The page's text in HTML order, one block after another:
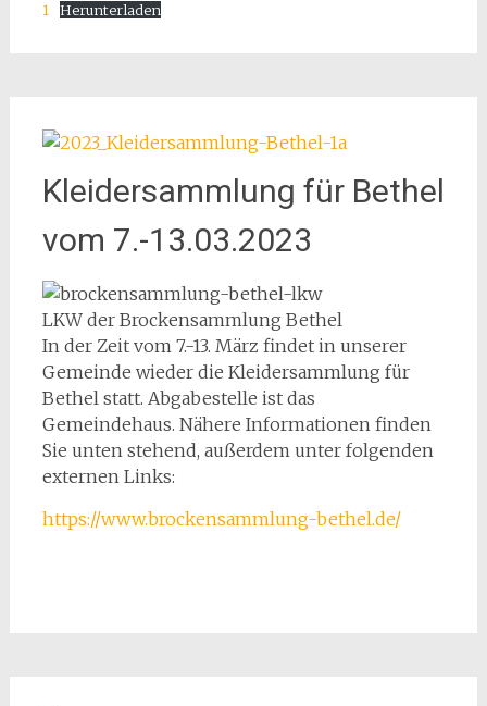
1 Herunterladen
Kleidersammlung für Bethel
vom 7.-13.03.2023
LKW der Brockensammlung Bethel
In der Zeit vom 7.-13. März findet in unserer
Gemeinde wieder die Kleidersammlung für
Bethel statt. Abgabestelle ist das
Gemeindehaus. Nähere Informationen finden
Sie unten stehend, außerdem unter folgenden
externen Links:
https://www.brockensammlung-bethel.de/